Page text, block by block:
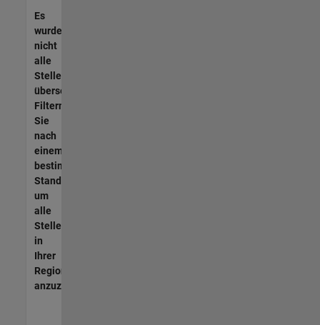
Es
wurden
nicht
alle
Stellen
übersetzt.
Filtern
Sie
nach
einem
bestimmten
Standort,
um
alle
Stellenangebote
in
Ihrer
Region
anzuzeigen.